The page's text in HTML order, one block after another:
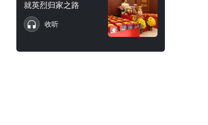
就英烈归家之路
收听